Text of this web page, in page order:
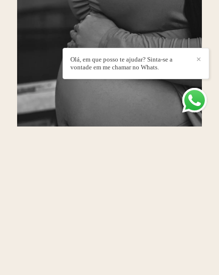
✕
Olá, em que posso te ajudar? Sinta-se a
vontade em me chamar no Whats.